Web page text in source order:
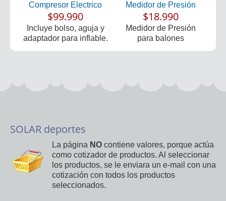
Compresor Electrico
$99.990
Incluye bolso, aguja y
adaptador para inflable.
Medidor de Presión
$18.990
Medidor de Presión
para balones
SOLAR deportes
La página NO contiene valores, porque actúa
como cotizador de productos. Al seleccionar
los productos, se le enviara un e-mail con una
cotización con todos los productos
seleccionados.